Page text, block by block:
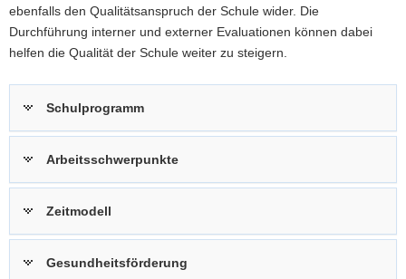
n
d
e
i
g
o
n
n
a
t
i
ebenfalls den Qualitätsanspruch der Schule wider. Die
Durchführung interner und externer Evaluationen können dabei
helfen die Qualität der Schule weiter zu steigern.
Schulprogramm
Arbeitsschwerpunkte
Zeitmodell
Gesundheitsförderung